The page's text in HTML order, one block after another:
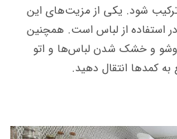
ترکیب شود. یکی از مزیت­‌های این
استفاده از لباس است. همچنین
و خشک شدن لباس‌­ها و اتو
کمدها انتقال دهید.